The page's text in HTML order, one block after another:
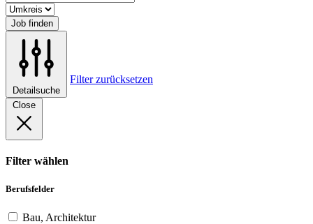
Job finden
Detailsuche
Filter zurücksetzen
Close
Filter wählen
Berufsfelder
Bau, Architektur